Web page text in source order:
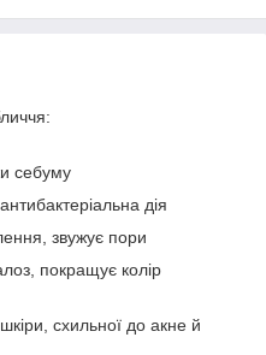
себуму
дія
звужує пори
покращує колір
схильної до акне й